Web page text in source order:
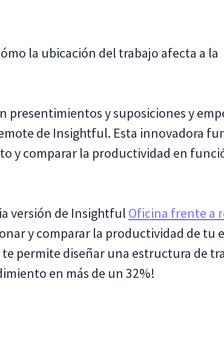
la ubicación del trabajo afecta a la
presentimientos y suposiciones y
de Insightful. Esta innovadora
y comparar la productividad en
versión de Insightful Oficina frente a
y comparar la productividad de tu
permite diseñar una estructura de
en más de un 32%!